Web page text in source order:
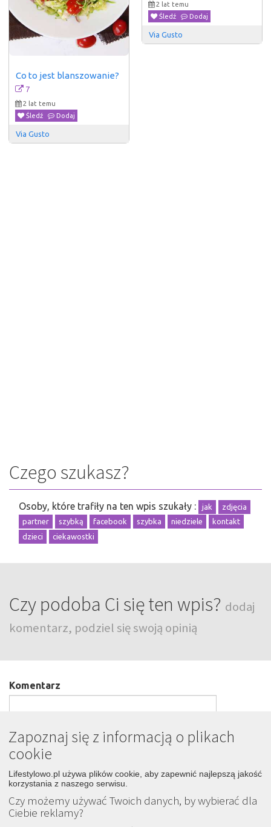
Co to jest blanszowanie?
7
2 lat temu
Śledź
Dodaj
Via Gusto
2 lat temu
Śledź
Dodaj
Via Gusto
Czego szukasz?
Osoby, które trafiły na ten wpis szukały : jak
zdjęcia
partner
szybką facebook szybka niedziele
kontakt
dzieci
ciekawostki
Czy podoba Ci się ten wpis? dodaj
komentarz, podziel się swoją opinią
Komentarz
Podpis
Wyślij
Zapoznaj się z informacją o plikach
cookie
Lifestylowo.pl używa plików cookie, aby zapewnić najlepszą jakość
korzystania z naszego serwisu.
Czy możemy używać Twoich danych, by wybierać dla
Ciebie reklamy?